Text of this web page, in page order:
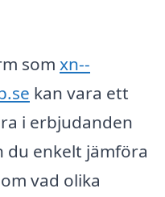
som xn--
kan vara ett
i erbjudanden
du enkelt jämföra
vad olika